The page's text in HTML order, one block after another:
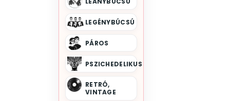
Teve
Unikornis
Varjú
Vérfarkas
Vízi Állatok
Zsiráf
LEGÉNYBÚCSÚ
PÁROS
PSZICHEDELIKUS
RETRÓ,
VINTAGE